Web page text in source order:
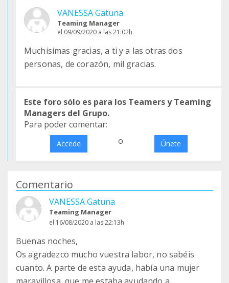
VANESSA Gatuna
Teaming Manager
el 09/09/2020 a las 21:02h
Muchisimas gracias, a ti y a las otras dos
personas, de corazón, mil gracias.
Este foro sólo es para los Teamers y Teaming
Managers del Grupo.
Para poder comentar:
Accede o Únete
Comentario
VANESSA Gatuna
Teaming Manager
el 16/08/2020 a las 22:13h
Buenas noches,
Os agradezco mucho vuestra labor, no sabéis
cuanto. A parte de esta ayuda, había una mujer